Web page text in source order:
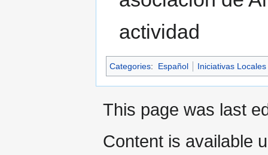
actividad
Categories: Español Iniciativas Locales
This page was last
Content is available